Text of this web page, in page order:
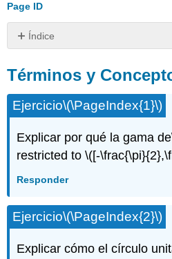
Page ID
Índice
Conceptos
Problemas
Términos y
Ejercicio\(\PageIndex{1}\)
Explicar por qué la gama de
restricted to\([-
Responder
Ejercicio\(\PageIndex{2}\)
Explicar cómo el círculo